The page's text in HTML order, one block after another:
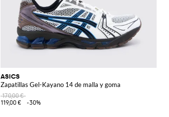
ASICS
Zapatillas Gel-Kayano 14 de malla y goma
170,00 €
119,00 €
-30%